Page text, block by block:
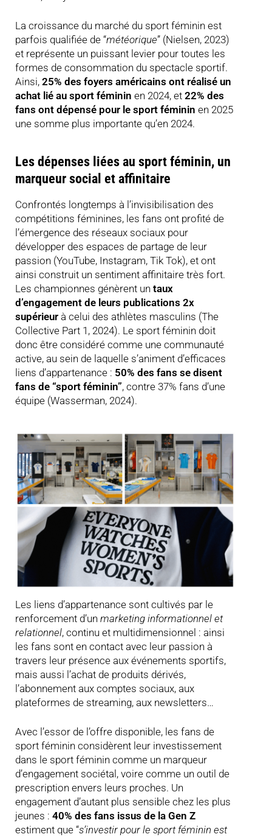
La croissance du marché du sport féminin est
parfois qualifiée de “météorique” (Nielsen, 2023)
et représente un puissant levier pour toutes les
formes de consommation du spectacle sportif.
Ainsi, 25% des foyers américains ont réalisé un
achat lié au sport féminin en 2024, et 22% des
fans ont dépensé pour le sport féminin en 2025
une somme plus importante qu’en 2024.
Les dépenses liées au sport féminin, un
marqueur social et affinitaire
Confrontés longtemps à l’invisibilisation des
compétitions féminines, les fans ont profité de
l’émergence des réseaux sociaux pour
développer des espaces de partage de leur
passion (YouTube, Instagram, Tik Tok), et ont
ainsi construit un sentiment affinitaire très fort.
Les championnes génèrent un taux
d’engagement de leurs publications 2x
supérieurà celui des athlètes masculins (The
Collective Part 1, 2024). Le sport féminin doit
donc être considéré comme une communauté
active, au sein de laquelle s’animent d’efficaces
liens d’appartenance : 50% des fans se disent
fans de “sport féminin”, contre 37% fans d’une
équipe (Wasserman, 2024).
Les liens d’appartenance sont cultivés par le
renforcement d’un marketing informationnel et
relationnel, continu et multidimensionnel : ainsi
les fans sont en contact avec leur passion à
travers leur présence aux événements sportifs,
mais aussi l’achat de produits dérivés,
l’abonnement aux comptes sociaux, aux
plateformes de streaming, aux newsletters…
Avec l’essor de l’offre disponible, les fans de
sport féminin considèrent leur investissement
dans le sport féminin comme un marqueur
d’engagement sociétal, voire comme un outil de
prescription envers leurs proches. Un
engagement d’autant plus sensible chez les plus
jeunes : 40% des fans issus de la Gen Z
estiment que “s’investir pour le sport féminin est